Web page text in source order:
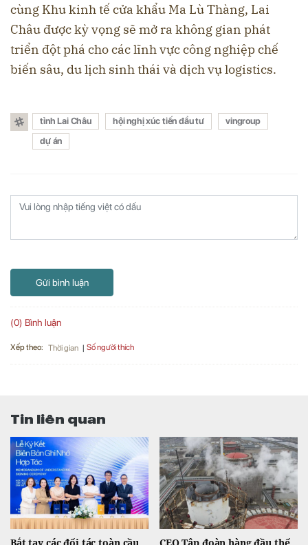
cùng Khu kinh tế cửa khẩu Ma Lù Thàng, Lai
Châu được kỳ vọng sẽ mở ra không gian phát
triển đột phá cho các lĩnh vực công nghiệp chế
biến sâu, du lịch sinh thái và dịch vụ logistics.
tỉnh Lai Châu hội nghị xúc tiến đầu tư
vingroup
dự án
Gửi bình luận
(0) Bình luận
Xếp theo: Thời gian Số người thích
Tin liên quan